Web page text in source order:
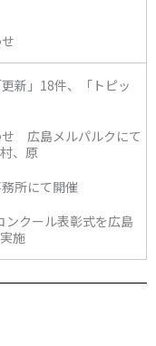
新」18件、「トピッ
広島メルパルクにて
、原
所にて開催
ンクール表彰式を広島
施